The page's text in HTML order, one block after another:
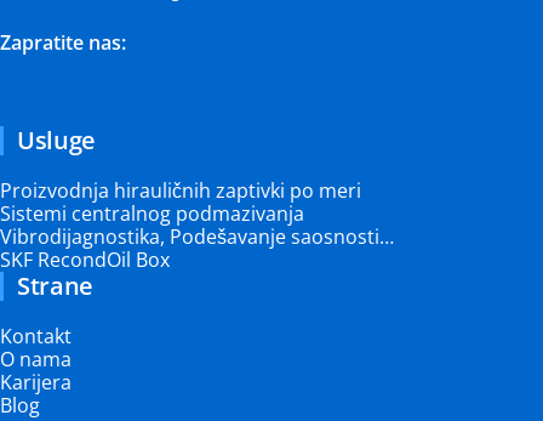
Zapratite nas:
Usluge
Proizvodnja hirauličnih zaptivki po meri
Sistemi centralnog podmazivanja
Vibrodijagnostika, Podešavanje saosnosti…
SKF RecondOil Box
Strane
Kontakt
O nama
Karijera
Blog